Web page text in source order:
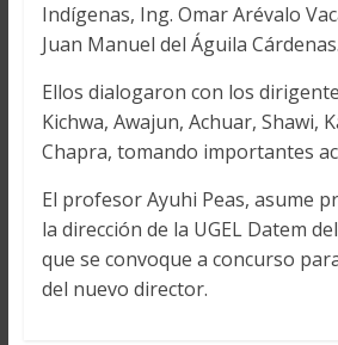
Indígenas, Ing. Omar Arévalo
Juan Manuel del Águila Cárdenas.
Ellos dialogaron con los
Kichwa, Awajun, Achuar, Shawi,
Chapra, tomando importantes
El profesor Ayuhi Peas, asume
la dirección de la UGEL Datem
que se convoque a concurso
del nuevo director.